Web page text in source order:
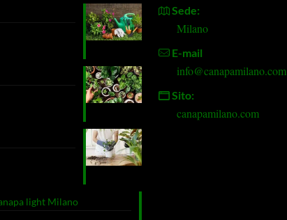
light Milano
Sede:
Milano
E-mail
info@canapamilano.com
Sito:
canapamilano.com